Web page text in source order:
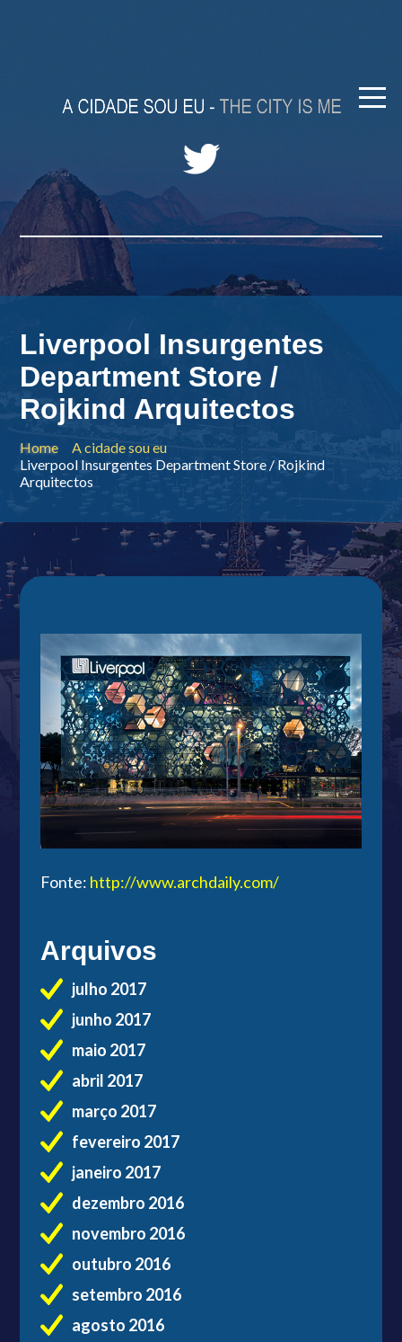
Liverpool Insurgentes
Department Store /
Rojkind Arquitectos
Home
A cidade sou eu
Liverpool Insurgentes Department Store / Rojkind
Arquitectos
Fonte: http://www.archdaily.com/
Arquivos
julho 2017
junho 2017
maio 2017
abril 2017
março 2017
fevereiro 2017
janeiro 2017
dezembro 2016
novembro 2016
outubro 2016
setembro 2016
agosto 2016